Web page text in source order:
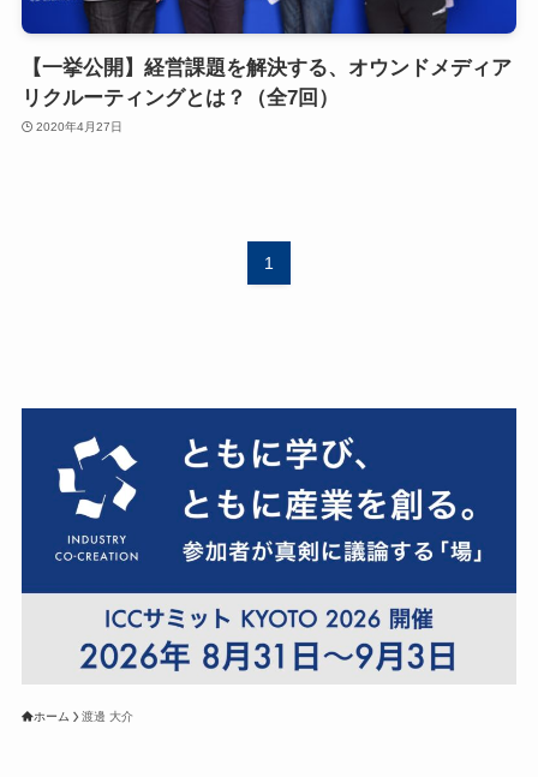
【一挙公開】経営課題を解決する、オウンドメディア
リクルーティングとは？（全7回）
2020年4月27日
1
ホーム 渡邊 大介